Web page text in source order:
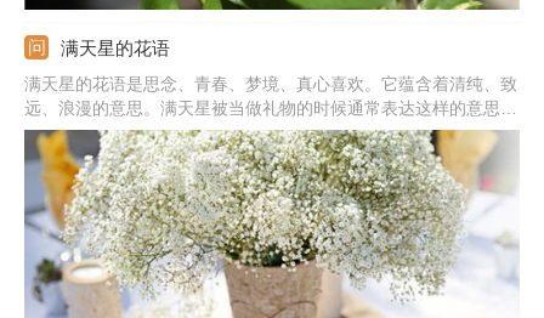
满天星的花语
满天星的花语是思念、青春、梦境、真心喜欢。它蕴含着清纯、致
远、浪漫的意思。满天星被当做礼物的时候通常表达这样的意思：
我在思念你，你是清纯的，我是真心喜欢你的，拥有你我很喜悦。